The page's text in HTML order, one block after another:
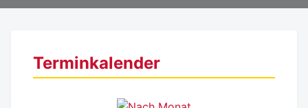
Terminkalender